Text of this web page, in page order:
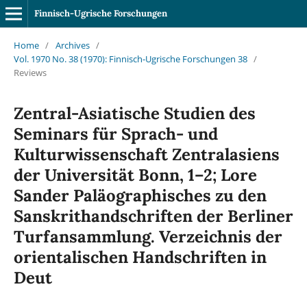
Finnisch-Ugrische Forschungen
Home / Archives /
Vol. 1970 No. 38 (1970): Finnisch-Ugrische Forschungen 38 /
Reviews
Zentral-Asiatische Studien des
Seminars für Sprach- und
Kulturwissenschaft Zentralasiens
der Universität Bonn, 1–2; Lore
Sander Paläographisches zu den
Sanskrithandschriften der Berliner
Turfansammlung. Verzeichnis der
orientalischen Handschriften in
Deut